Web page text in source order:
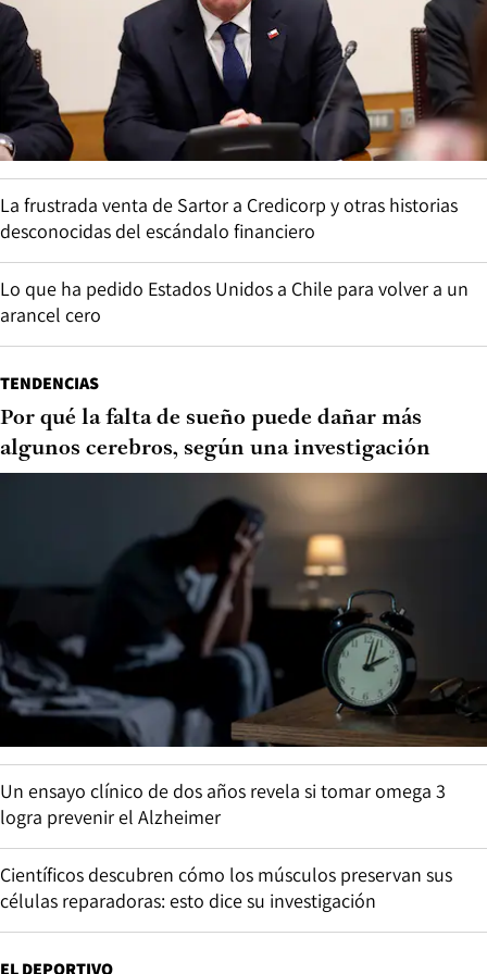
La frustrada venta de Sartor a Credicorp y otras historias
desconocidas del escándalo financiero
Lo que ha pedido Estados Unidos a Chile para volver a un
arancel cero
TENDENCIAS
Por qué la falta de sueño puede dañar más
algunos cerebros, según una investigación
Un ensayo clínico de dos años revela si tomar omega 3
logra prevenir el Alzheimer
Científicos descubren cómo los músculos preservan sus
células reparadoras: esto dice su investigación